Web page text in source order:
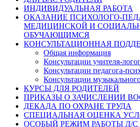
ИНДИВИДУАЛЬНАЯ РАБОТА
ОКАЗАНИЕ ПСИХОЛОГО-
МЕДИЦИНСКОЙ И
ОБУЧАЮЩИМСЯ
КОНСУЛЬТАЦИОННАЯ
Общая информация
Консультации учителя-
Консультации педагога-
Консультации
КУРСЫ ДЛЯ РОДИТЕЛЕЙ
ПРИКАЗЫ О ЗАЧИСЛЕНИИ
ДЕКАДА ПО ОХРАНЕ ТРУДА
СПЕЦИАЛЬНАЯ ОЦЕНКА
ОСОБЫЙ РЕЖИМ РАБОТЫ Д/С с